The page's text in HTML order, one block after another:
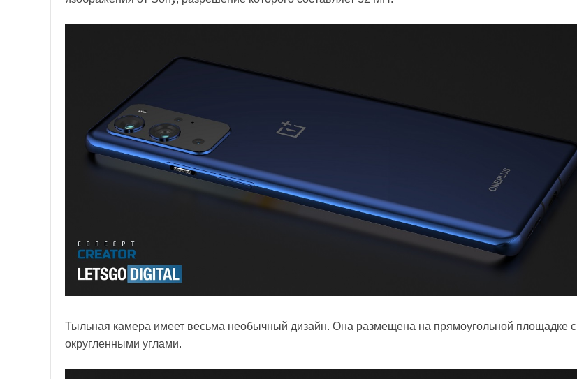
Тыльная камера имеет весьма необычный дизайн. Она размещена на прямоугольной площадке с
округленными углами.